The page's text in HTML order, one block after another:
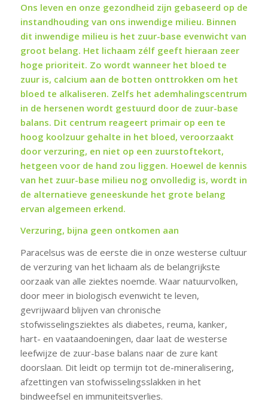
Ons leven en onze gezondheid zijn gebaseerd op de
instandhouding van ons inwendige milieu. Binnen
dit inwendige milieu is het zuur-base evenwicht van
groot belang. Het lichaam zélf geeft hieraan zeer
hoge prioriteit. Zo wordt wanneer het bloed te
zuur is, calcium aan de botten onttrokken om het
bloed te alkaliseren. Zelfs het ademhalingscentrum
in de hersenen wordt gestuurd door de zuur-base
balans. Dit centrum reageert primair op een te
hoog koolzuur gehalte in het bloed, veroorzaakt
door verzuring, en niet op een zuurstoftekort,
hetgeen voor de hand zou liggen. Hoewel de kennis
van het zuur-base milieu nog onvolledig is, wordt in
de alternatieve geneeskunde het grote belang
ervan algemeen erkend.
Verzuring, bijna geen ontkomen aan
Paracelsus was de eerste die in onze westerse cultuur
de verzuring van het lichaam als de belangrijkste
oorzaak van alle ziektes noemde. Waar natuurvolken,
door meer in biologisch evenwicht te leven,
gevrijwaard blijven van chronische
stofwisselingsziektes als diabetes, reuma, kanker,
hart- en vaataandoeningen, daar laat de westerse
leefwijze de zuur-base balans naar de zure kant
doorslaan. Dit leidt op termijn tot de-mineralisering,
afzettingen van stofwisselingsslakken in het
bindweefsel en immuniteitsverlies.